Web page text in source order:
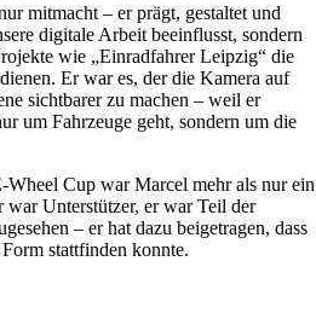
mitmacht – er prägt, gestaltet und
digitale Arbeit beeinflusst, sondern
wie „Einradfahrer Leipzig“ die
Er war es, der die Kamera auf
sichtbarer zu machen – weil er
um Fahrzeuge geht, sondern um die
Cup war Marcel mehr als nur ein
war Unterstützer, er war Teil der
– er hat dazu beigetragen, dass
stattfinden konnte.